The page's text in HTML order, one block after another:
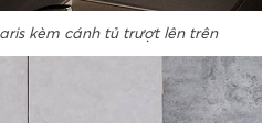
kèm cánh tủ trượt lên trên